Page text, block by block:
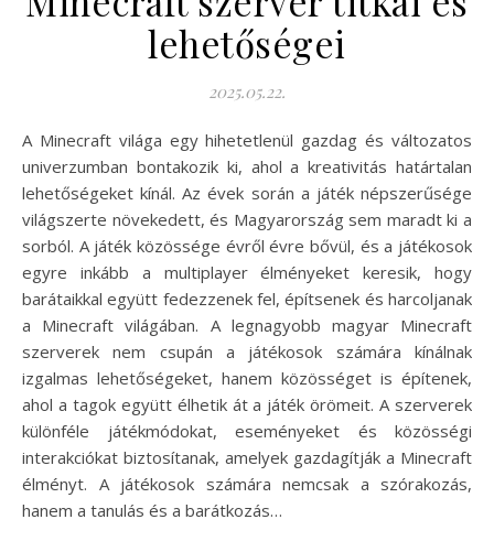
lehetőségei
2025.05.22.
A Minecraft világa egy hihetetlenül gazdag és változatos
univerzumban bontakozik ki, ahol a kreativitás határtalan
lehetőségeket kínál. Az évek során a játék népszerűsége
világszerte növekedett, és Magyarország sem maradt ki a
sorból. A játék közössége évről évre bővül, és a játékosok
egyre inkább a multiplayer élményeket keresik, hogy
barátaikkal együtt fedezzenek fel, építsenek és harcoljanak
a Minecraft világában. A legnagyobb magyar Minecraft
szerverek nem csupán a játékosok számára kínálnak
izgalmas lehetőségeket, hanem közösséget is építenek,
ahol a tagok együtt élhetik át a játék örömeit. A szerverek
különféle játékmódokat, eseményeket és közösségi
interakciókat biztosítanak, amelyek gazdagítják a Minecraft
élményt. A játékosok számára nemcsak a szórakozás,
hanem a tanulás és a barátkozás…